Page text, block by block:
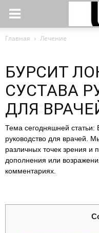
Главная Лечение
БУРСИТ
СУСТАВА
ДЛЯ
Тема сегодняшней статьи:
руководство для врачей.
различных точек зрения и
дополнения или
комментариях.